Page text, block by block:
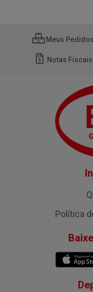
Meus Pedidos
Notas Fiscais
Política